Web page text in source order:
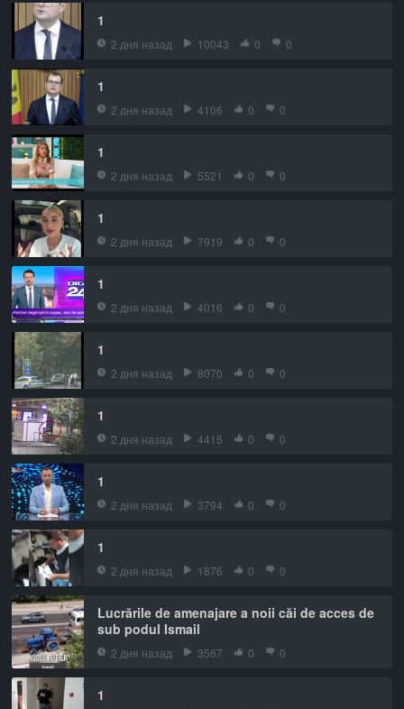
1
2 дня назад 10043 0 0
1
2 дня назад 4106 0 0
1
2 дня назад 5521 0 0
1
2 дня назад 7919 0 0
1
2 дня назад 4016 0 0
1
2 дня назад 8070 0 0
1
2 дня назад 4415 0 0
1
2 дня назад 3794 0 0
1
2 дня назад 1876 0 0
Lucrările de amenajare a noii căi de acces de
sub podul Ismail
2 дня назад 3567 0 0
1